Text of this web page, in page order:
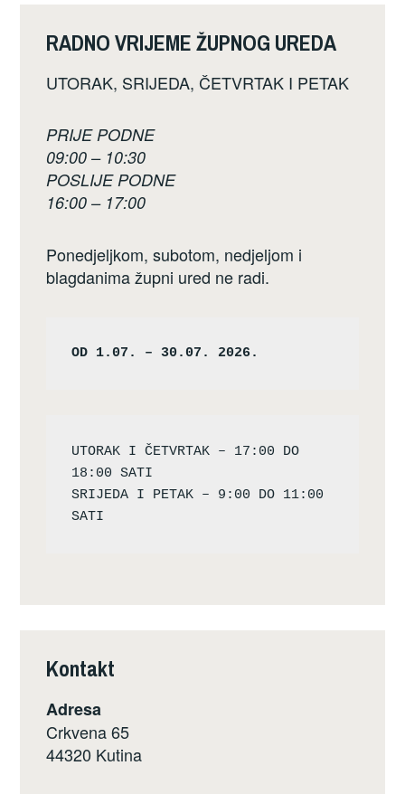
RADNO VRIJEME ŽUPNOG UREDA
UTORAK, SRIJEDA, ČETVRTAK I PETAK
PRIJE PODNE
09:00 – 10:30
POSLIJE PODNE
16:00 – 17:00
Ponedjeljkom, subotom, nedjeljom i
blagdanima župni ured ne radi.
OD 1.07. – 30.07. 2026.
UTORAK I ČETVRTAK – 17:00 DO
18:00 SATI
SRIJEDA I PETAK – 9:00 DO 11:00
Kontakt
Adresa
Crkvena 65
44320 Kutina